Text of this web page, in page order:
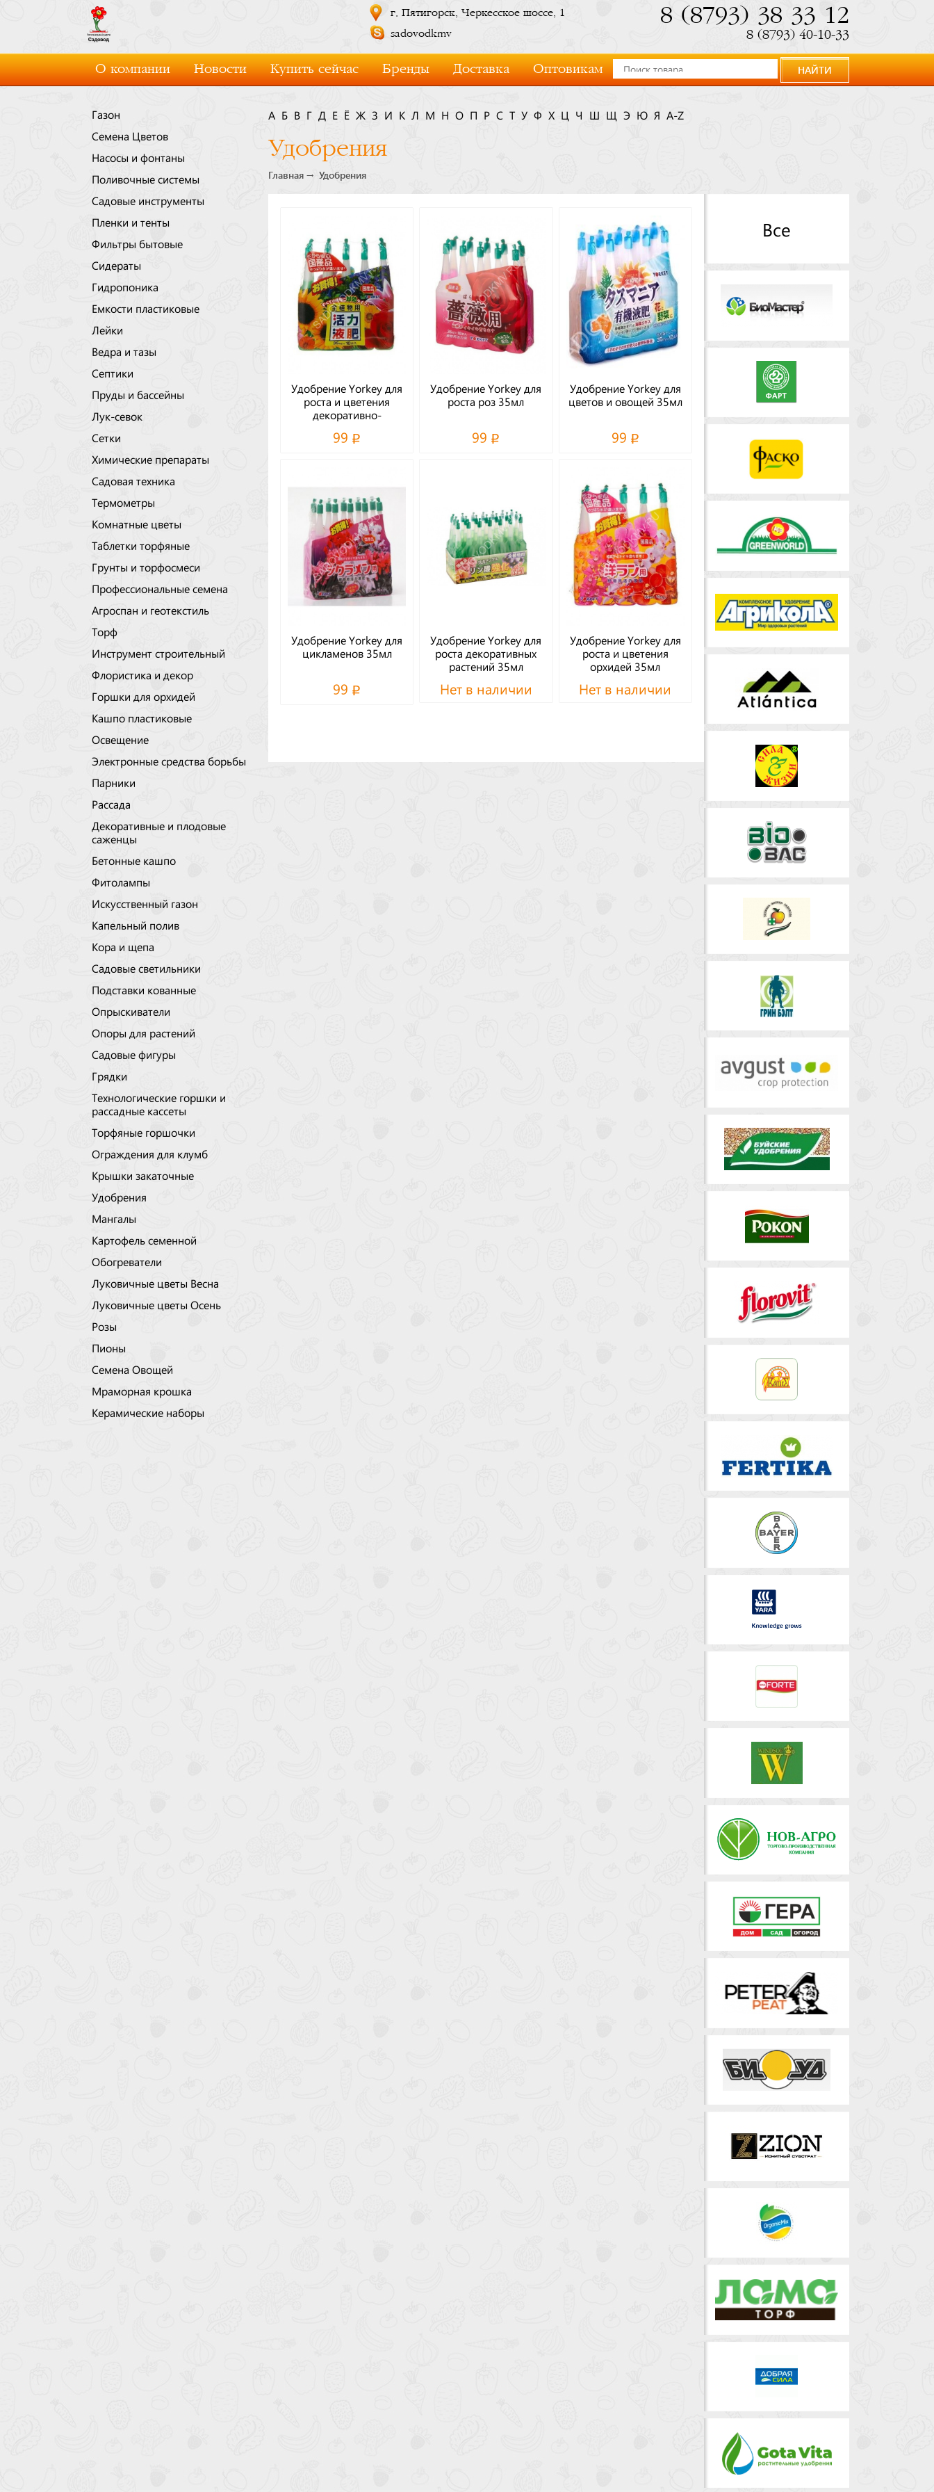
г. Пятигорск, Черкесское шоссе, 1
sadovodkmv
8 (8793) 38 33 12
8 (8793) 40-10-33
О компании Новости Купить сейчас Бренды Доставка Оптовикам НАЙТИ
Газон
Семена Цветов
Насосы и фонтаны
Поливочные системы
Садовые инструменты
Пленки и тенты
Фильтры бытовые
Сидераты
Гидропоника
Емкости пластиковые
Лейки
Ведра и тазы
Септики
Пруды и бассейны
Лук-севок
Сетки
Химические препараты
Садовая техника
Термометры
Комнатные цветы
Таблетки торфяные
Грунты и торфосмеси
Профессиональные семена
Агроспан и геотекстиль
Торф
Инструмент строительный
Флористика и декор
Горшки для орхидей
Кашпо пластиковые
Освещение
Электронные средства борьбы
Парники
Рассада
Декоративные и плодовые
саженцы
Бетонные кашпо
Фитолампы
Искусственный газон
Капельный полив
Кора и щепа
Садовые светильники
Подставки кованные
Опрыскиватели
Опоры для растений
Садовые фигуры
Грядки
Технологические горшки и
рассадные кассеты
Торфяные горшочки
Ограждения для клумб
Крышки закаточные
Удобрения
Мангалы
Картофель семенной
Обогреватели
Луковичные цветы Весна
Луковичные цветы Осень
Розы
Пионы
Семена Овощей
Мраморная крошка
Керамические наборы
А Б В Г Д Е Ё Ж З И К Л М Н О П Р С Т У Ф Х Ч Э Ю Я A-Z
Удобрения
Главная Удобрения
Удобрение Yorkey для
роста и цветения
декоративно-
99
Удобрение Yorkey для
роста роз 35мл
99
Удобрение Yorkey для
цветов и овощей 35мл
99
Удобрение Yorkey для
цикламенов 35мл
99
Удобрение Yorkey для
роста декоративных
растений 35мл
Нет в наличии
Удобрение Yorkey для
роста и цветения
орхидей 35мл
Нет в наличии
Все